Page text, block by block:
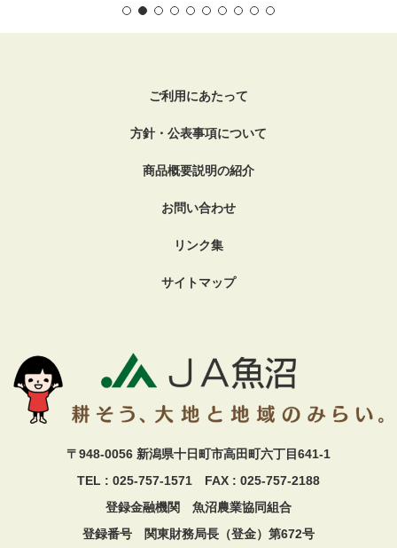
ご利用にあたって
方針・公表事項について
商品概要説明の紹介
お問い合わせ
リンク集
サイトマップ
〒948-0056 新潟県十日町市高田町六丁目641-1
TEL : 025-757-1571 FAX : 025-757-2188
登録金融機関 魚沼農業協同組合
登録番号 関東財務局長（登金）第672号